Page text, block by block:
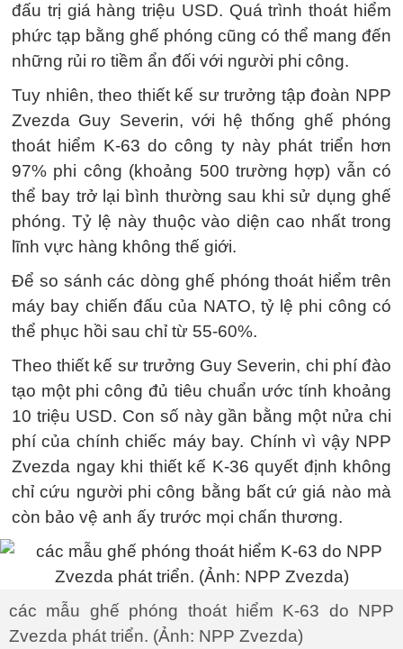
đấu trị giá hàng triệu USD. Quá trình thoát hiểm
phức tạp bằng ghế phóng cũng có thể mang đến
những rủi ro tiềm ẩn đối với người phi công.
Tuy nhiên, theo thiết kế sư trưởng tập đoàn NPP
Zvezda Guy Severin, với hệ thống ghế phóng
thoát hiểm K-63 do công ty này phát triển hơn
97% phi công (khoảng 500 trường hợp) vẫn có
thể bay trở lại bình thường sau khi sử dụng ghế
phóng. Tỷ lệ này thuộc vào diện cao nhất trong
lĩnh vực hàng không thế giới.
Để so sánh các dòng ghế phóng thoát hiểm trên
máy bay chiến đấu của NATO, tỷ lệ phi công có
thể phục hồi sau chỉ từ 55-60%.
Theo thiết kế sư trưởng Guy Severin, chi phí đào
tạo một phi công đủ tiêu chuẩn ước tính khoảng
10 triệu USD. Con số này gần bằng một nửa chi
phí của chính chiếc máy bay. Chính vì vậy NPP
Zvezda ngay khi thiết kế K-36 quyết định không
chỉ cứu người phi công bằng bất cứ giá nào mà
còn bảo vệ anh ấy trước mọi chấn thương.
các mẫu ghế phóng thoát hiểm K-63 do NPP
Zvezda phát triển. (Ảnh: NPP Zvezda)